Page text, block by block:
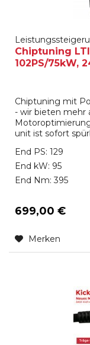
Chiptuning LTI
102PS/75kW,
Chiptuning mit
- wir bieten mehr
unit ist sofort
End PS: 129
End kW: 95
End Nm: 395
699,00 €
Merken